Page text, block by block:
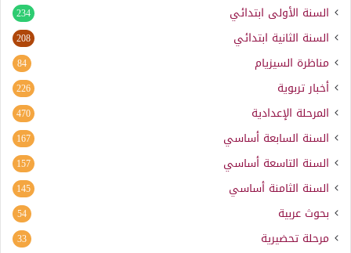
السنة الأولى ابتدائي 234
السنة الثانية ابتدائي 208
مناظرة السيزيام 84
أخبار تربوية 226
المرحلة الإعدادية 470
السنة السابعة أساسي 167
السنة التاسعة أساسي 157
السنة الثامنة أساسي 145
بحوث عربية 54
مرحلة تحضيرية 33